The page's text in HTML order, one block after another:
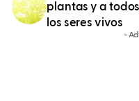
plantas y a todos
los seres vivos
-